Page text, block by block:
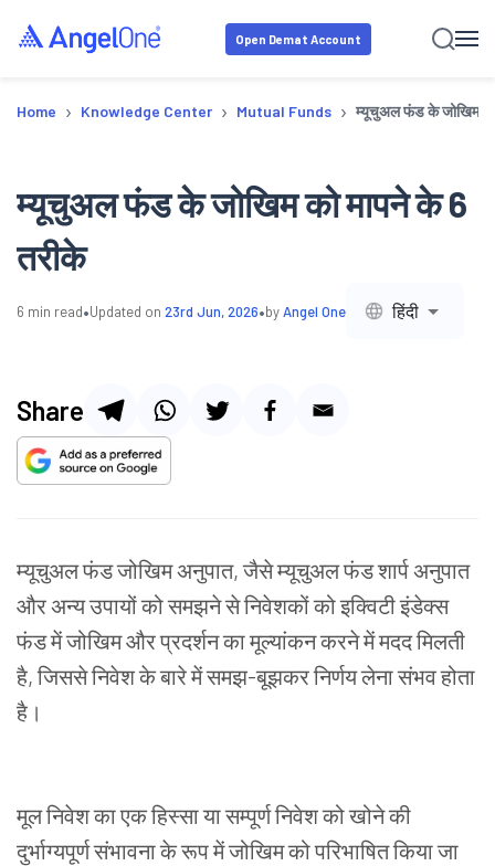
Open Demat Account
Home › Knowledge Center › Mutual Funds › म्यूचुअल फंड के जोखिम
म्यूचुअल फंड के जोखिम को मापने के 6
तरीके
6 min read•Updated on 23rd Jun, 2026•byAngel One हिंदी
Share
म्यूचुअल फंड जोखिम अनुपात, जैसे म्यूचुअल फंड शार्प अनुपात
और अन्य उपायों को समझने से निवेशकों को इक्विटी इंडेक्स
फंड में जोखिम और प्रदर्शन का मूल्यांकन करने में मदद मिलती
है, जिससे निवेश के बारे में समझ-बूझकर निर्णय लेना संभव होता
है।
मूल निवेश का एक हिस्सा या सम्पूर्ण निवेश को खोने की
दुर्भाग्यपूर्ण संभावना के रूप में जोखिम को परिभाषित किया जा